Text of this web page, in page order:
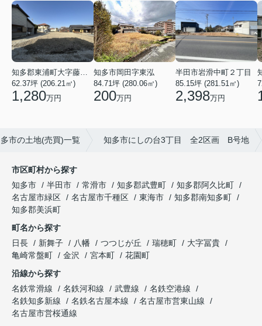
知多郡東浦町大字藤江字上廻間
62.37坪 (206.21㎡)
1,280万円
知多市岡田字東泓
84.71坪 (280.06㎡)
200万円
半田市岩滑中町２丁目
85.15坪 (281.51㎡)
2,398万円
市の土地(売買)一覧 知多市にしの台3丁目 全2区画 B号地
市区町村から探す
知多市
半田市 常滑市 知多郡武豊町
知多郡阿久比町
名古屋市緑区
名古屋市千種区 東海市
知多郡南知多町
知多郡美浜町
町名から探す
日長
新舞子 八幡 つつじが丘 瑞穂町
大字冨貴
亀崎常盤町
金沢 宮本町
花園町
沿線から探す
名鉄常滑線
名鉄河和線 武豊線
名鉄空港線
名鉄知多新線
名鉄名古屋本線
名古屋市営東山線
名古屋市営桜通線